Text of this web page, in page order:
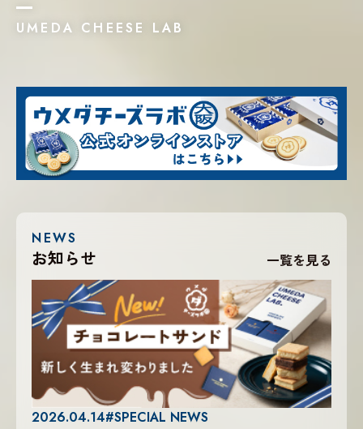
お知らせ 一覧を見る
2026.04.14#SPECIAL NEWS